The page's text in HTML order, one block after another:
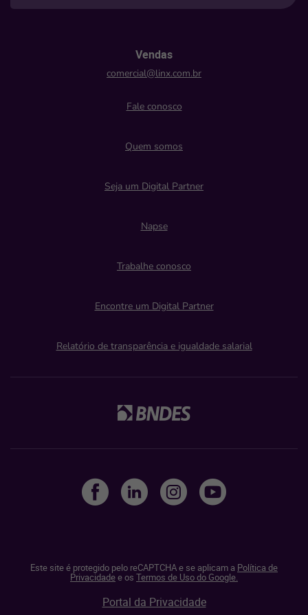
Vendas
comercial@linx.com.br
Fale conosco
Quem somos
Seja um Digital Partner
Napse
Trabalhe conosco
Encontre um Digital Partner
Relatório de transparência e igualdade salarial
Este site é protegido pelo reCAPTCHA e se aplicam a Política de
Privacidadee os Termos de Uso do Google.
Portal da Privacidade